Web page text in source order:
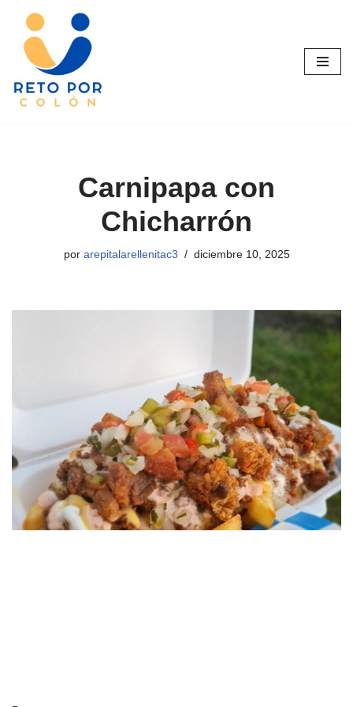
Saltar
contenido
Carnipapa con
Chicharrón
por arepitalarellenitac3 diciembre 10, 2025